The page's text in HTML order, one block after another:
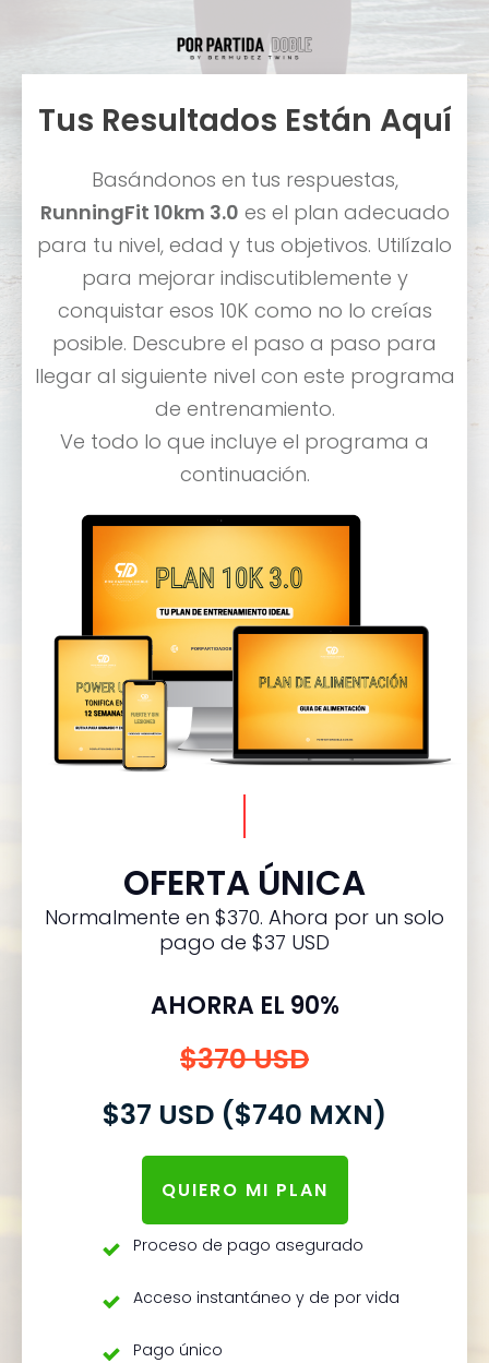
Tus Resultados Están Aquí
Basándonos en tus respuestas,
RunningFit 10km 3.0 es el plan adecuado
para tu nivel, edad y tus objetivos. Utilízalo
para mejorar indiscutiblemente y
conquistar esos 10K como no lo creías
posible. Descubre el paso a paso para
llegar al siguiente nivel con este programa
de entrenamiento.
Ve todo lo que incluye el programa a
continuación.
OFERTA ÚNICA
Normalmente en $370. Ahora por un solo
pago de $37 USD
AHORRA EL 90%
$370 USD
$37 USD ($740 MXN)
QUIERO MI PLAN
Proceso de pago asegurado
Acceso instantáneo y de por vida
Pago único